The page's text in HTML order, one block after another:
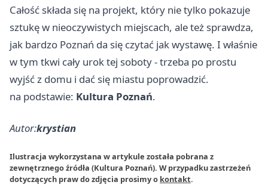
Całość składa się na projekt, który nie tylko pokazuje
sztukę w nieoczywistych miejscach, ale też sprawdza,
jak bardzo Poznań da się czytać jak wystawę. I właśnie
w tym tkwi cały urok tej soboty - trzeba po prostu
wyjść z domu i dać się miastu poprowadzić.
na podstawie: Kultura Poznań.
Autor:krystian
Ilustracja wykorzystana w artykule została pobrana z
zewnętrznego źródła (Kultura Poznań). W przypadku zastrzeżeń
dotyczących praw do zdjęcia prosimy o kontakt.